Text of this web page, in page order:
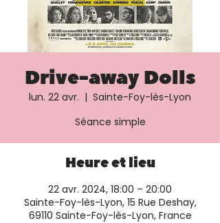
Drive-away Dolls
lun. 22 avr.
  |
Sainte-Foy-lès-Lyon
Séance simple
Heure et lieu
22 avr. 2024, 18:00 – 20:00
Sainte-Foy-lès-Lyon, 15 Rue Deshay,
69110 Sainte-Foy-lès-Lyon, France